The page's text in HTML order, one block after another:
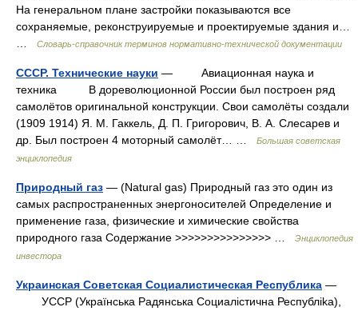
На генеральном плане застройки показываются все
сохраняемые, реконструируемые и проектируемые здания и…
Словарь-справочник терминов нормативно-технической документации
СССР. Технические науки — Авиационная наука и
техника В дореволюционной России был построен ряд
самолётов оригинальной конструкции. Свои самолёты создали
(1909 1914) Я. М. Гаккель, Д. П. Григорович, В. А. Слесарев и
др. Был построен 4 моторный самолёт… …
Большая советская
энциклопедия
Природный газ — (Natural gas) Природный газ это один из
самых распространенных энергоносителей Определение и
применение газа, физические и химические свойства
природного газа Содержание >>>>>>>>>>>>>>> …
Энциклопедия
инвестора
Украинская Советская Социалистическая Республика —
УССР (Украïнська Радянська Социалicтична Республika),